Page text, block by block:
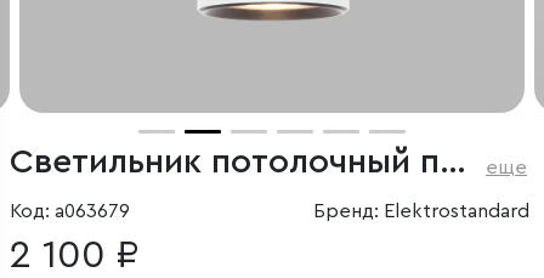
Светильник потолочный поворотный светодиодный Sens 10W 4000K белый еще
Код: a063679 Бренд: Elektrostandard
2 100 ₽